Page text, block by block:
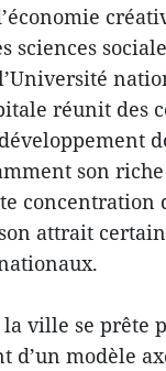
sciences
réunit des
son
concentration
attrait
ville se prête
d’un modèle